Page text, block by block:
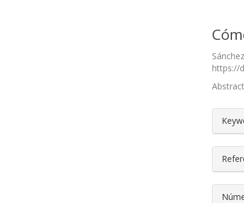
https://